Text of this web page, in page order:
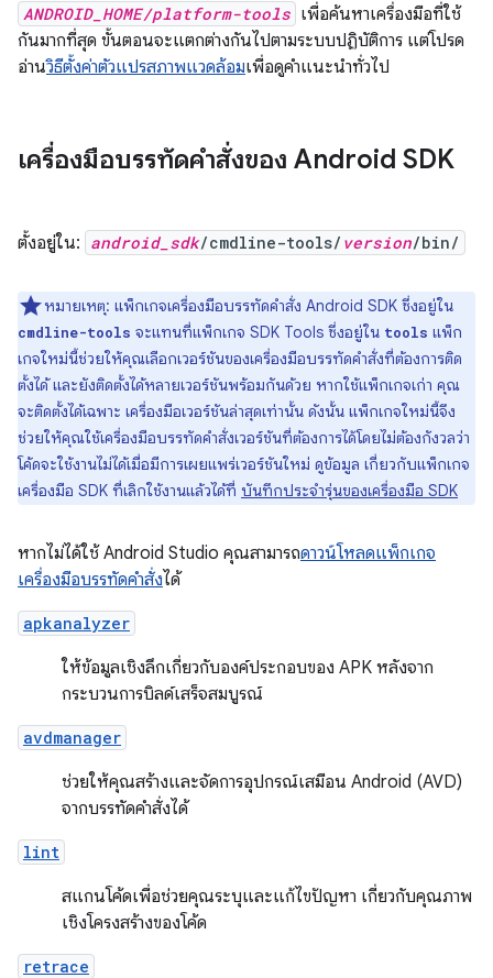
ANDROID_HOME/platform-tools เพื่อค้นหาเครื่องมือที่ใช้
กันมากที่สุด ขั้นตอนจะแตกต่างกันไปตามระบบปฏิบัติการ แต่โปรด
อ่านวิธีตั้งค่าตัวแปรสภาพแวดล้อมเพื่อดูคำแนะนำทั่วไป
เครื่องมือบรรทัดคำสั่งของ Android SDK
ตั้งอยู่ใน: android_sdk/cmdline-tools/ version/bin/
หมายเหตุ: แพ็กเกจเครื่องมือบรรทัดคำสั่ง Android SDK ซึ่งอยู่ใน
cmdline-tools จะแทนที่แพ็กเกจ SDK Tools ซึ่งอยู่ใน tools แพ็ก
เกจใหม่นี้ช่วยให้คุณเลือกเวอร์ชันของเครื่องมือบรรทัดคำสั่งที่ต้องการติด
ตั้งได้ และยังติดตั้งได้หลายเวอร์ชันพร้อมกันด้วย หากใช้แพ็กเกจเก่า คุณ
จะติดตั้งได้เฉพาะ เครื่องมือเวอร์ชันล่าสุดเท่านั้น ดังนั้น แพ็กเกจใหม่นี้จึง
ช่วยให้คุณใช้เครื่องมือบรรทัดคำสั่งเวอร์ชันที่ต้องการได้โดยไม่ต้องกังวลว่า
โค้ดจะใช้งานไม่ได้เมื่อมีการเผยแพร่เวอร์ชันใหม่ ดูข้อมูล เกี่ยวกับแพ็กเกจ
เครื่องมือ SDK ที่เลิกใช้งานแล้วได้ที่ บันทึกประจำรุ่นของเครื่องมือ SDK
หากไม่ได้ใช้ Android Studio คุณสามารถดาวน์โหลดแพ็กเกจ
เครื่องมือบรรทัดคำสั่งได้
apkanalyzer
ให้ข้อมูลเชิงลึกเกี่ยวกับองค์ประกอบของ APK หลังจาก
กระบวนการบิลด์เสร็จสมบูรณ์
avdmanager
ช่วยให้คุณสร้างและจัดการอุปกรณ์เสมือน Android (AVD)
จากบรรทัดคำสั่งได้
lint
สแกนโค้ดเพื่อช่วยคุณระบุและแก้ไขปัญหา เกี่ยวกับคุณภาพ
เชิงโครงสร้างของโค้ด
retrace